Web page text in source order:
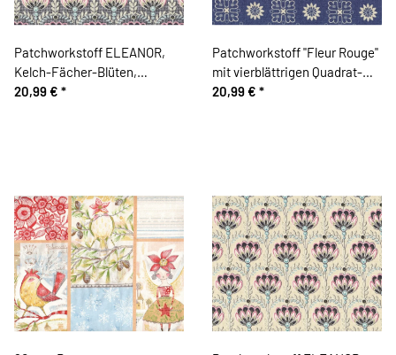
Patchworkstoff ELEANOR,
Kelch-Fächer-Blüten,
schwarz-creme
20,99 € *
Patchworkstoff "Fleur Rouge"
mit vierblättrigen Quadrat-
Blüten, dunkles taubenblau
20,99 € *